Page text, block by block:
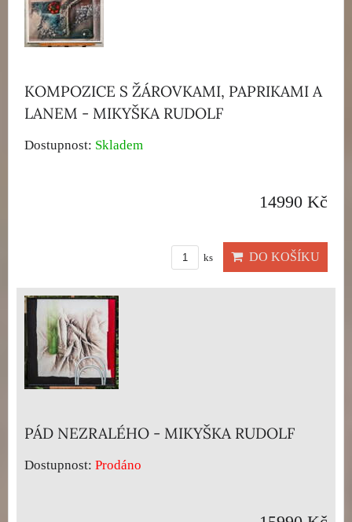
KOMPOZICE S ŽÁROVKAMI, PAPRIKAMI A
LANEM - MIKYŠKA RUDOLF
Dostupnost: Skladem
14990 Kč
ks DO KOŠÍKU
PÁD NEZRALÉHO - MIKYŠKA RUDOLF
Dostupnost: Prodáno